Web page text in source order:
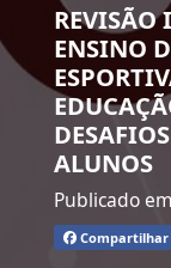
REVISÃO
ENSINO
ALUNOS
Publicado
Compartilhar